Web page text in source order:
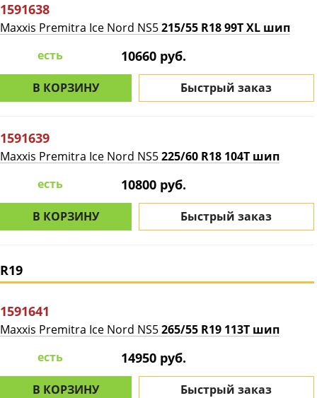
1591638
Maxxis Premitra Ice Nord NS5215/55 R18 99T XL шип
есть
10660 руб.
В КОРЗИНУ Быстрый заказ
1591639
Maxxis Premitra Ice Nord NS5225/60 R18 104T шип
есть
10800 руб.
В КОРЗИНУ Быстрый заказ
R19
1591641
Maxxis Premitra Ice Nord NS5265/55 R19 113T шип
есть
14950 руб.
В КОРЗИНУ Быстрый заказ